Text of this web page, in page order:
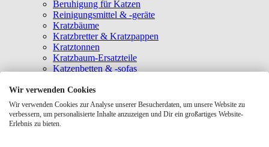
Beruhigung für Katzen
Reinigungsmittel & -geräte
Kratzbäume
Kratzbretter & Kratzpappen
Kratztonnen
Kratzbaum-Ersatzteile
Katzenbetten & -sofas
Katzenhäuser
Hängematten & Fensterliegeplätze
Katzendecken & -matten
Baldrian- & Catnipspielzeug
Wir verwenden Cookies
Wir verwenden Cookies zur Analyse unserer Besucherdaten, um unsere Website zu
verbessern, um personalisierte Inhalte anzuzeigen und Dir ein großartiges Website-
Erlebnis zu bieten.